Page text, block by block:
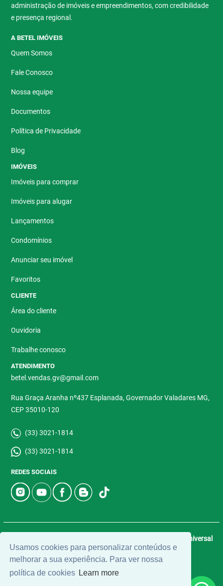
Usamos cookies para personalizar conteúdos e
melhorar a sua experiência. Para ver nossa
política de cookies Learn more
administração de imóveis e empreendimentos, com credibilidade
e presença regional.
A BETEL IMÓVEIS
Quem Somos
Fale Conosco
Nossa equipe
Documentos
Política de Privacidade
Blog
IMÓVEIS
Imóveis para comprar
Imóveis para alugar
Lançamentos
Condomínios
Anunciar seu imóvel
Favoritos
CLIENTE
Área do cliente
Ouvidoria
Trabalhe conosco
ATENDIMENTO
betel.vendas.gv@gmail.com
Rua Graça Aranha nº437 Esplanada, Governador Valadares MG,
CEP 35010-120
(33) 3021-1814
(33) 3021-1814
REDES SOCIAIS
Universal
Software.